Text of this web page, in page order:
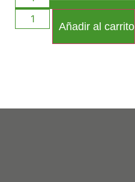
Añadir al carrito